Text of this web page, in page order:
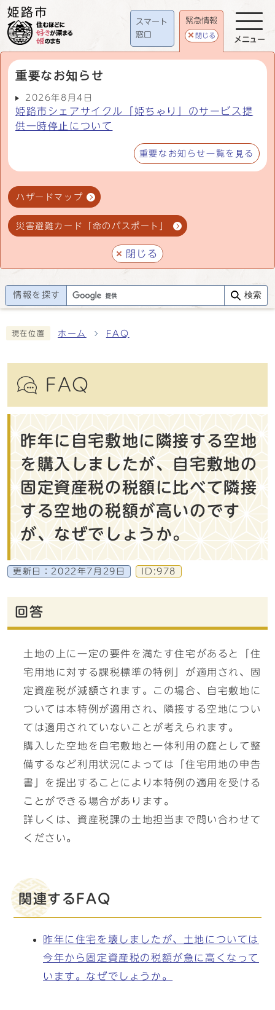
スマート
窓口
緊急情報
閉じる
重要なお知らせ
2026年8月4日
姫路市シェアサイクル「姫ちゃり」のサービス提
供一時停止について
重要なお知らせ一覧を見る
ハザードマップ
災害避難カード「命のパスポート」
閉じる
メニュー
情報を探す 検索
現在位置 ホーム FAQ
FAQ
昨年に自宅敷地に隣接する空地
を購入しましたが、自宅敷地の
固定資産税の税額に比べて隣接
する空地の税額が高いのです
が、なぜでしょうか。
更新日： 2022年7月29日 ID:978
回答
土地の上に一定の要件を満たす住宅があると「住
宅用地に対する課税標準の特例」が適用され、固
定資産税が減額されます。この場合、自宅敷地に
ついては本特例が適用され、隣接する空地につい
ては適用されていないことが考えられます。
購入した空地を自宅敷地と一体利用の庭として整
備するなど利用状況によっては「住宅用地の申告
書」を提出することにより本特例の適用を受ける
ことができる場合があります。
詳しくは、資産税課の土地担当まで問い合わせて
ください。
関連するFAQ
昨年に住宅を壊しましたが、土地については
今年から固定資産税の税額が急に高くなって
います。なぜでしょうか。